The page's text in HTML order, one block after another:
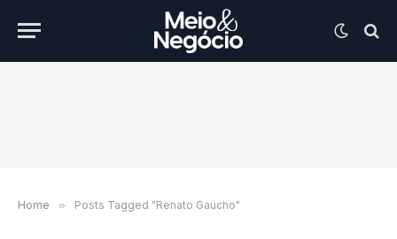
Home » Posts Tagged "Renato Gaúcho"